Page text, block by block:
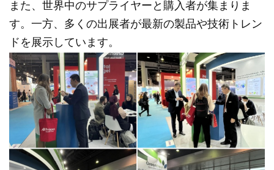
また、世界中のサプライヤーと購入者が集まりま
す。一方、多くの出展者が最新の製品や技術トレン
ドを展示しています。